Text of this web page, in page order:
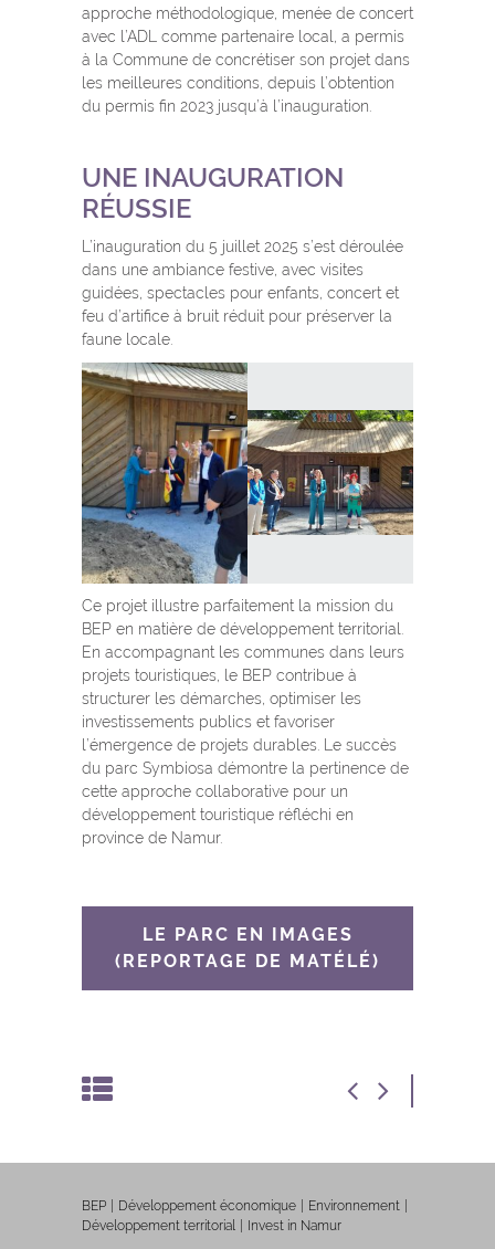
approche méthodologique, menée de concert
avec l’ADL comme partenaire local, a permis
à la Commune de concrétiser son projet dans
les meilleures conditions, depuis l’obtention
du permis fin 2023 jusqu’à l’inauguration.
UNE INAUGURATION
RÉUSSIE
L’inauguration du 5 juillet 2025 s’est déroulée
dans une ambiance festive, avec visites
guidées, spectacles pour enfants, concert et
feu d’artifice à bruit réduit pour préserver la
faune locale.
Ce projet illustre parfaitement la mission du
BEP en matière de développement territorial.
En accompagnant les communes dans leurs
projets touristiques, le BEP contribue à
structurer les démarches, optimiser les
investissements publics et favoriser
l’émergence de projets durables. Le succès
du parc Symbiosa démontre la pertinence de
cette approche collaborative pour un
développement touristique réfléchi en
province de Namur.
LE PARC EN IMAGES
(REPORTAGE DE MATÉLÉ)
BEP Développement économique
Environnement
Développement territorial
Invest in Namur